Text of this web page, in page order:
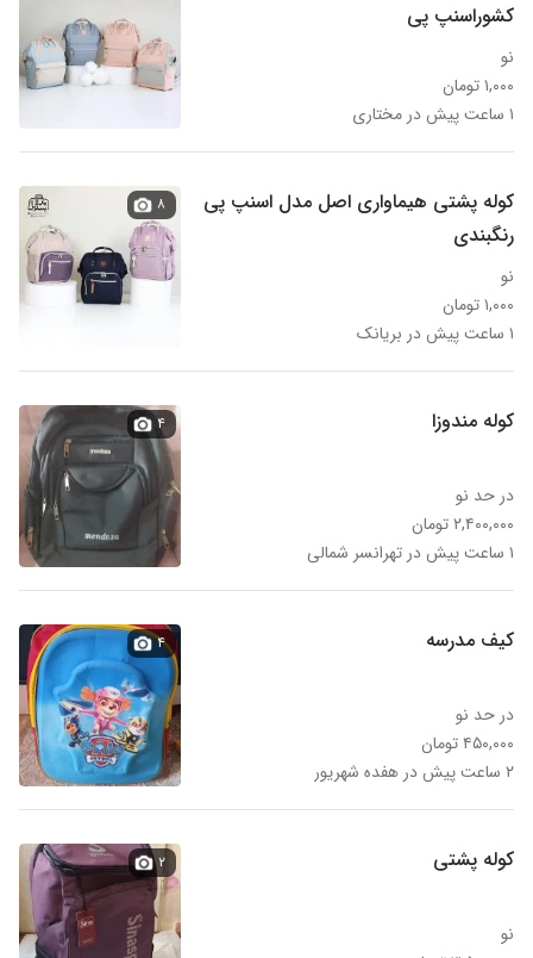
کشوراسنپ پی
نو
۱,۰۰۰ تومان
۱ ساعت پیش در مختاری
کوله پشتی هیماواری اصل مدل اسنپ پی
رنگبندی
نو
۱,۰۰۰ تومان
۱ ساعت پیش در بریانک
۸
کوله مندوزا
در حد نو
۲,۴۰۰,۰۰۰ تومان
۱ ساعت پیش در تهرانسر شمالی
۴
کیف مدرسه
در حد نو
۴۵۰,۰۰۰ تومان
۲ ساعت پیش در هفده شهریور
۴
کوله پشتی
نو
۲